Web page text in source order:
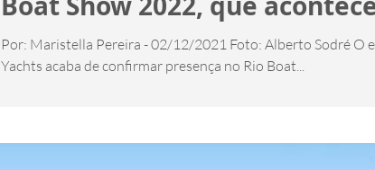
Por: Maristella Pereira - 02/12/2021 Foto: Alberto Sodré O
Yachts acaba de confirmar presença no Rio Boat...